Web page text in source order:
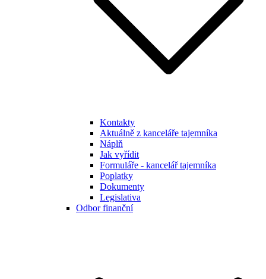
Kontakty
Aktuálně z kanceláře tajemníka
Náplň
Jak vyřídit
Formuláře - kancelář tajemníka
Poplatky
Dokumenty
Legislativa
Odbor finanční